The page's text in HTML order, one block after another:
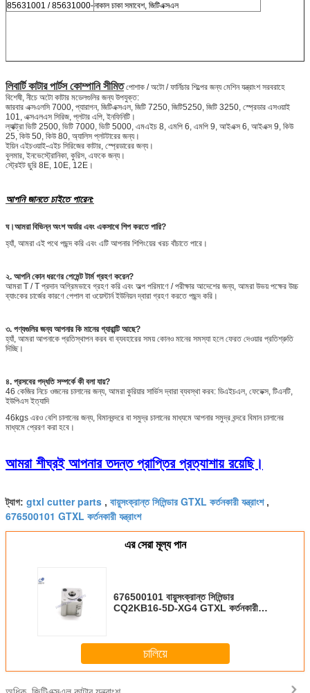
85631001 / 85631000-নাকাল চাকা সমাবেশ, জিটিএক্সএল
লিবার্টি কাটার পার্টস কোম্পানি সীমিতপোশাক / অটো / ফার্নিচার শিল্পের জন্য মেশিন যন্ত্রাংশ সরবরাহে
বিশেষী, নীচে অটো কাটার মডেলগুলির জন্য উপযুক্ত:
জারবার এক্সএলসি 7000, প্যারাগন, জিটিএক্সএল, জিটি 7250, জিটি5250, জিটি 3250, স্প্রেডার এসওয়াই
101, এক্সএলএস সিরিজ, প্লটার এপি, ইনফিনিটি।
ল্যাক্ট্রা ভিটি 2500, ভিটি 7000, ভিটি 5000, এমএইচ 8, এমপি 6, এমপি 9, আইএক্স 6, আইএক্স 9, কিউ
25, কিউ 50, কিউ 80, অ্যালিস প্লটটারের জন্য।
ইয়িন এইচওয়াই-এইচ সিরিজের কাটার, স্প্রেডারের জন্য।
বুলমার, ইনভেস্ট্রোনিকা, কুরিস, এফকে জন্য।
স্ট্রেইট ছুরি 8E, 10E, 12E।
আপনি জানতে চাইতে পারেন:
ঘ।আমরা বিভিন্ন অংশ অর্ডার এবং একসাথে শিপ করতে পারি?
হ্যাঁ, আমরা এই পথে পছন্দ করি এবং এটি আপনার শিপিংয়ের খরচ বাঁচাতে পারে।
২. আপনি কোন ধরণের পেমেন্ট টার্ম গ্রহণ করেন?
আমরা T / T প্রদান অগ্রিমভাবে গ্রহণ করি এবং অল্প পরিমাণে / পরীক্ষার আদেশের জন্য, আমরা উভয় পক্ষের উচ্চ
ব্যাংকের চার্জের কারণে পেপাল বা ওয়েস্টার্ন ইউনিয়ন দ্বারা গ্রহণ করতে পছন্দ করি।
৩. পণ্যগুলির জন্য আপনার কি মানের গ্যারান্টি আছে?
হ্যাঁ, আমরা আপনাকে প্রতিস্থাপন করব বা ব্যবহারের সময় কোনও মানের সমস্যা হলে ফেরত দেওয়ার প্রতিশ্রুতি
দিচ্ছি।
৪. প্রসবের পদ্ধতি সম্পর্কে কী বলা যায়?
46 কেজির নিচে ওজনের চালানের জন্য, আমরা কুরিয়ার সার্ভিস দ্বারা ব্যবস্থা করব: ডিএইচএল, ফেডেক্স, টিএনটি,
ইউপিএস ইত্যাদি
46kgs এরও বেশি চালানের জন্য, বিমানবন্দরে বা সমুদ্র চালানের মাধ্যমে আপনার সমুদ্র বন্দরে বিমান চালানের
মাধ্যমে প্রেরণ করা হবে।
আমরা শীঘ্রই আপনার তদন্ত প্রাপ্তির প্রত্যাশায় রয়েছি।
ট্যাগ: gtxl cutter parts , বায়ুসংক্রান্ত সিলিন্ডার GTXL কর্তনকারী যন্ত্রাংশ,
676500101 GTXL কর্তনকারী যন্ত্রাংশ
এর সেরা মূল্য পান
676500101 বায়ুসংক্রান্ত সিলিন্ডার
CQ2KB16-5D-XG4 GTXL কর্তনকারী
চালিয়ে